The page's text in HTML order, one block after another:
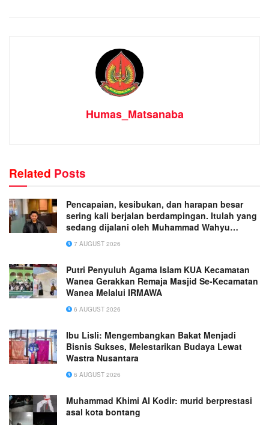
Humas_Matsanaba
Related Posts
Pencapaian, kesibukan, dan harapan besar
sering kali berjalan berdampingan. Itulah yang
sedang dijalani oleh Muhammad Wahyu
Wicaksana.
7 AUGUST 2026
Putri Penyuluh Agama Islam KUA Kecamatan
Wanea Gerakkan Remaja Masjid Se-Kecamatan
Wanea Melalui IRMAWA
6 AUGUST 2026
Ibu Lisli: Mengembangkan Bakat Menjadi
Bisnis Sukses, Melestarikan Budaya Lewat
Wastra Nusantara
6 AUGUST 2026
Muhammad Khimi Al Kodir: murid berprestasi
asal kota bontang